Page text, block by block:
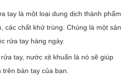
tay là một loại dung dịch thành phẩm
các chất khử trùng. Chúng là một sản
rửa tay hàng ngày.
tay, nước xịt khuẩn là nó sẽ giúp
bàn tay của bạn.